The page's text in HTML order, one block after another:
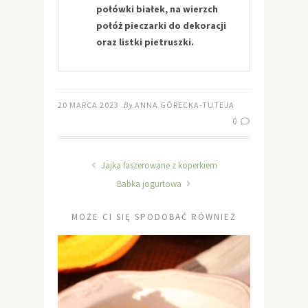
połówki białek, na wierzch
połóż pieczarki do dekoracji
oraz listki pietruszki.
20 MARCA 2023 By ANNA GÓRECKA-TUTEJA
0
Jajka faszerowane z koperkiem
Babka jogurtowa
MOŻE CI SIĘ SPODOBAĆ RÓWNIEŻ